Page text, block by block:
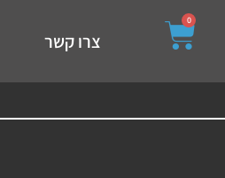
to the desired page. Touch
0
צרו קשר